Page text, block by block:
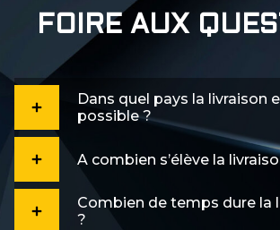
FOIRE AUX
Dans quel pays la livraison
possible ?
A combien s’élève la
Combien de temps dure la
?